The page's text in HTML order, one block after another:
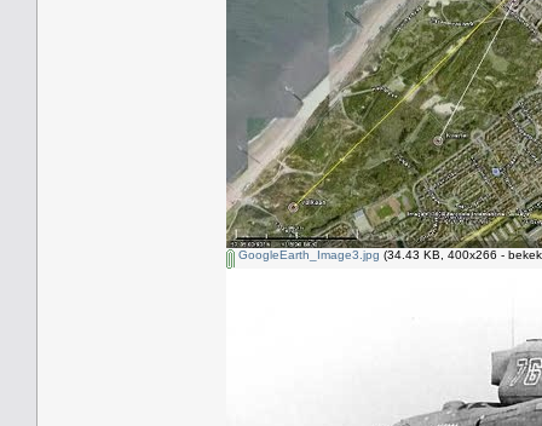
GoogleEarth_Image3.jpg (34.43 KB, 400x266 -